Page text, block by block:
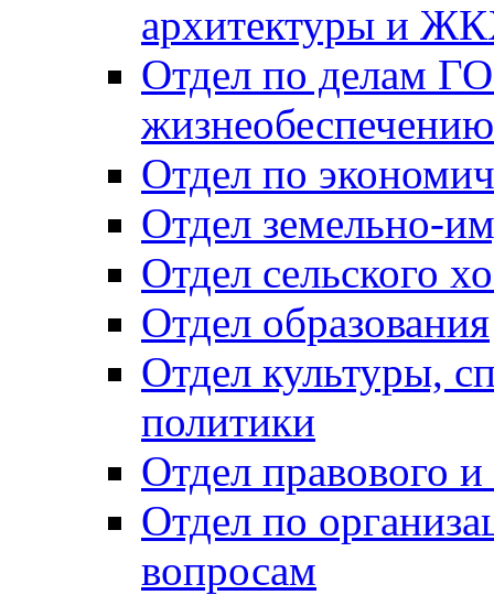
архитектуры и
Отдел по делам
Отдел по
Отдел земельно-
Отдел сельского
Отдел образования
Отдел культуры,
политики
Отдел правового
Отдел по
вопросам